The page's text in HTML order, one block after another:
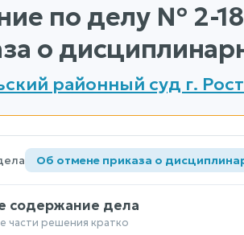
по делу № 2-
о
районный суд г.
Об отмене приказа о
содержание дела
части решения кратко